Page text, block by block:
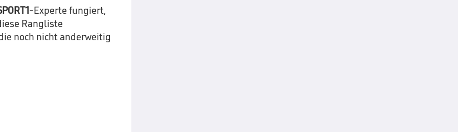
-Experte fungiert,
Rangliste
noch nicht anderweitig